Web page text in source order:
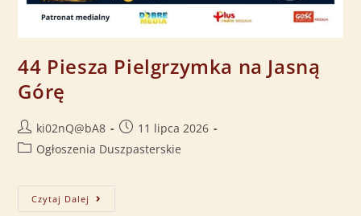
44 Piesza Pielgrzymka na Jasną
Górę
ki02nQ@bA8
11 lipca 2026
Ogłoszenia Duszpasterskie
Czytaj Dalej